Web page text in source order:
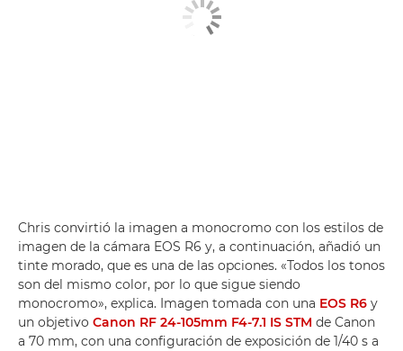
Chris convirtió la imagen a monocromo con los estilos de
imagen de la cámara EOS R6 y, a continuación, añadió un
tinte morado, que es una de las opciones. «Todos los tonos
son del mismo color, por lo que sigue siendo
monocromo», explica. Imagen tomada con una EOS R6 y
un objetivo Canon RF 24-105mm F4-7.1 IS STM de Canon
a 70 mm, con una configuración de exposición de 1/40 s a